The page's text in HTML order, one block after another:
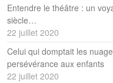
Entendre le théâtre : un
siècle…
22 juillet 2020
Celui qui domptait les
persévérance aux enfants
22 juillet 2020